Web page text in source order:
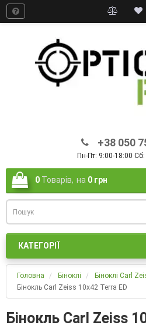
+38 050
Пн-Пт: 9:00-18:00
0 Товарів, на 0 грн
КАТЕГОРІЇ
Головна Біноклі
Біноклі Carl
Бінокль Carl Zeiss 10х42 Terra ED
Бінокль Carl Zeiss